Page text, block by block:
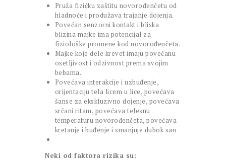
Pruža fizičku zaštitu novorođenčetu od
hladnoće i produžava trajanje dojenja.
Povećan senzorni kontakt i bliska
blizina majke ima potencijal za
fiziološke promene kod novorođenčeta.
Majke koje dele krevet imaju povećanu
osetljivost i odzivnost prema svojim
bebama.
Povećava interakcije i uzbuđenje,
orijentaciju tela licem u lice, povećava
šanse za ekskluzivno dojenje, povećava
srčani ritam, povećava telesnu
temperaturu novorođenčeta, povećava
kretanje i buđenje i smanjuje dubok san
Neki od faktora rizika su: